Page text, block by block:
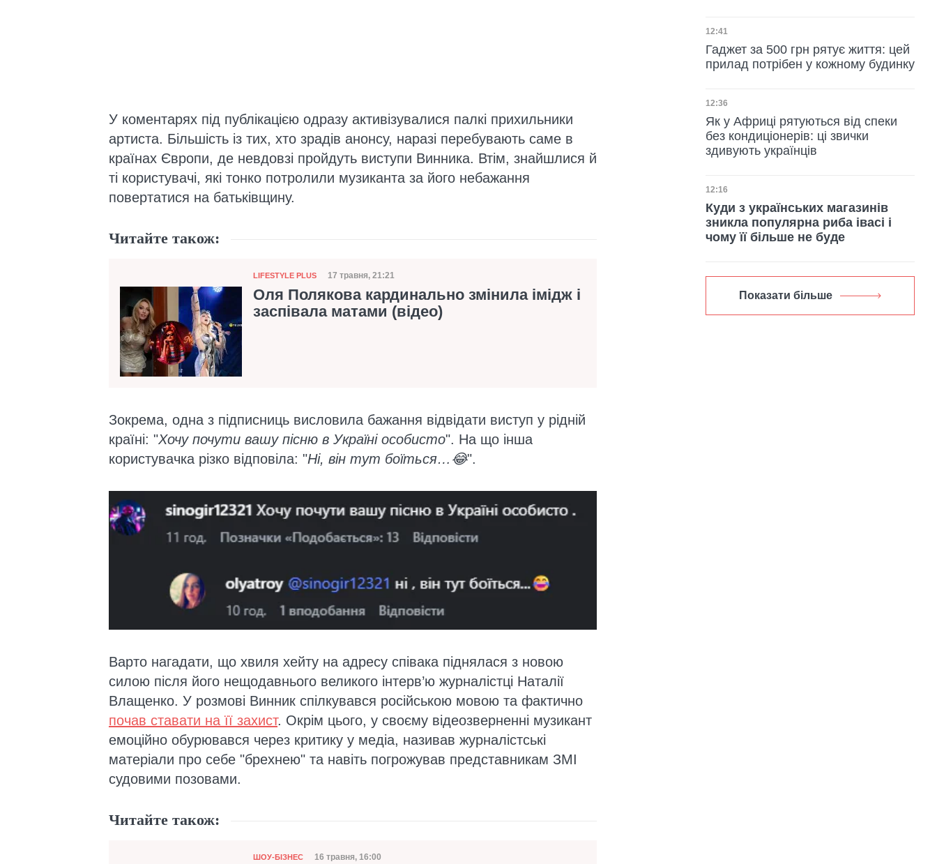
У коментарях під публікацією одразу активізувалися палкі прихильники
артиста. Більшість із тих, хто зрадів анонсу, наразі перебувають саме в
країнах Європи, де невдовзі пройдуть виступи Винника. Втім, знайшлися й
ті користувачі, які тонко потролили музиканта за його небажання
повертатися на батьківщину.
Читайте також:
Категорія
LIFESTYLE PLUS Дата публікації
17 травня, 21:21
Оля Полякова кардинально змінила імідж і
заспівала матами (відео)
Зокрема, одна з підписниць висловила бажання відвідати виступ у рідній
країні: "Хочу почути вашу пісню в Україні особисто". На що інша
користувачка різко відповіла: "Ні, він тут боїться…😂".
Варто нагадати, що хвиля хейту на адресу співака піднялася з новою
силою після його нещодавнього великого інтерв’ю журналістці Наталії
Влащенко. У розмові Винник спілкувався російською мовою та фактично
почав ставати на її захист. Окрім цього, у своєму відеозверненні музикант
емоційно обурювався через критику у медіа, називав журналістські
матеріали про себе "брехнею" та навіть погрожував представникам ЗМІ
судовими позовами.
Читайте також:
Категорія
ШОУ-БІЗНЕС Дата публікації
16 травня, 16:00
Дата публікації
12:41
Гаджет за 500 грн рятує життя: цей
прилад потрібен у кожному будинку
Дата публікації
12:36
Як у Африці рятуються від спеки
без кондиціонерів: ці звички
здивують українців
Дата публікації
12:16
Куди з українських магазинів
зникла популярна риба івасі і
чому її більше не буде
Показати більше